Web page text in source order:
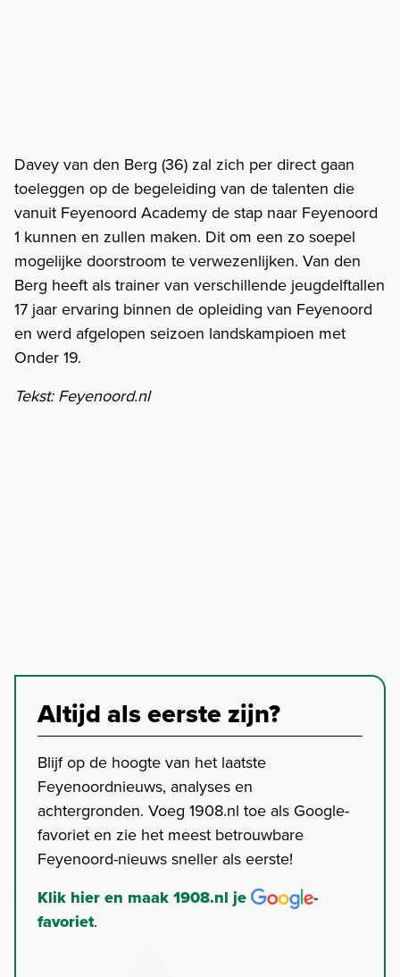
Davey van den Berg (36) zal zich per direct gaan
toeleggen op de begeleiding van de talenten die
vanuit Feyenoord Academy de stap naar Feyenoord
1 kunnen en zullen maken. Dit om een zo soepel
mogelijke doorstroom te verwezenlijken. Van den
Berg heeft als trainer van verschillende jeugdelftallen
17 jaar ervaring binnen de opleiding van Feyenoord
en werd afgelopen seizoen landskampioen met
Onder 19.
Tekst: Feyenoord.nl
Altijd als eerste zijn?
Blijf op de hoogte van het laatste
Feyenoordnieuws, analyses en
achtergronden. Voeg 1908.nl toe als Google-
favoriet en zie het meest betrouwbare
Feyenoord-nieuws sneller als eerste!
Klik hier en maak 1908.nl je
-
favoriet.